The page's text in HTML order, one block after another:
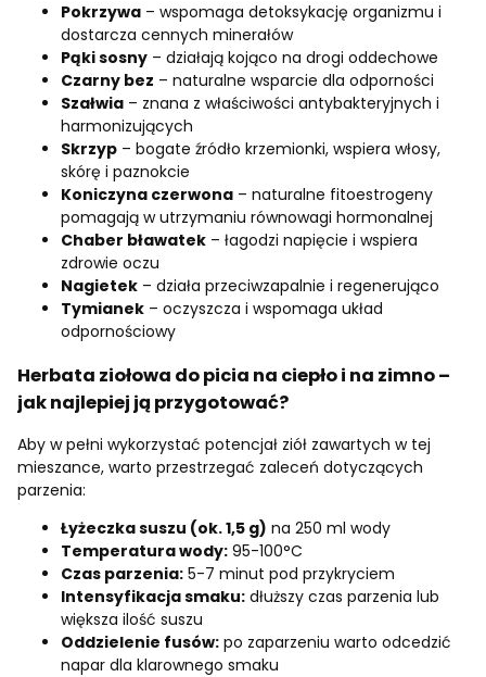
Pokrzywa – wspomaga detoksykację organizmu i
dostarcza cennych minerałów
Pąki sosny – działają kojąco na drogi oddechowe
Czarny bez – naturalne wsparcie dla odporności
Szałwia – znana z właściwości antybakteryjnych i
harmonizujących
Skrzyp – bogate źródło krzemionki, wspiera włosy,
skórę i paznokcie
Koniczyna czerwona – naturalne fitoestrogeny
pomagają w utrzymaniu równowagi hormonalnej
Chaber bławatek – łagodzi napięcie i wspiera
zdrowie oczu
Nagietek – działa przeciwzapalnie i regenerująco
Tymianek – oczyszcza i wspomaga układ
odpornościowy
Herbata ziołowa do picia na ciepło i na zimno –
jak najlepiej ją przygotować?
Aby w pełni wykorzystać potencjał ziół zawartych w tej
mieszance, warto przestrzegać zaleceń dotyczących
parzenia:
Łyżeczka suszu (ok. 1,5 g) na 250 ml wody
Temperatura wody: 95-100°C
Czas parzenia: 5-7 minut pod przykryciem
Intensyfikacja smaku: dłuższy czas parzenia lub
większa ilość suszu
Oddzielenie fusów: po zaparzeniu warto odcedzić
napar dla klarownego smaku